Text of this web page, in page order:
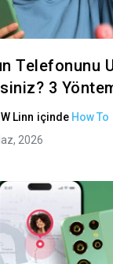
Telefonunu
3
Linn içinde How To
2026